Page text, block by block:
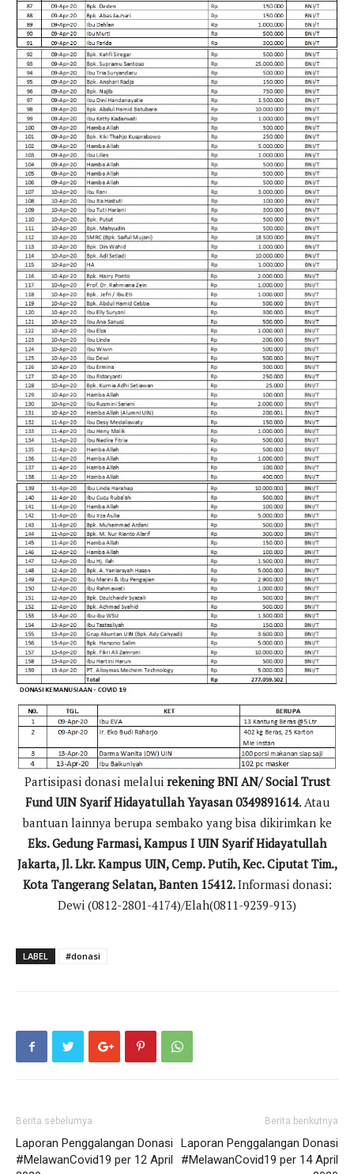
Partisipasi donasi melalui rekening BNI AN/ Social Trust
Fund UIN Syarif Hidayatullah Yayasan 0349891614. Atau
bantuan lainnya berupa sembako yang bisa dikirimkan ke
Eks. Gedung Farmasi, Kampus I UIN Syarif Hidayatullah
Jakarta, Jl. Lkr. Kampus UIN, Cemp. Putih, Kec. Ciputat Tim.,
Kota Tangerang Selatan, Banten 15412.Informasi donasi:
Dewi (0812-2801-4174)/Elah(0811-9239-913)
LABEL #donasi
Berita sebelumya
Laporan Penggalangan Donasi
#MelawanCovid19 per 12 April
Berita berikutnya
Laporan Penggalangan Donasi
#MelawanCovid19 per 14 April